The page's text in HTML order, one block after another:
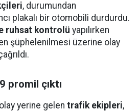
, durumundan
plakalı bir otomobili durdurdu.
ruhsat kontrolü yapılırken
şüphelenilmesi üzerine olay
promil çıktı
yerine gelen trafik ekipleri,